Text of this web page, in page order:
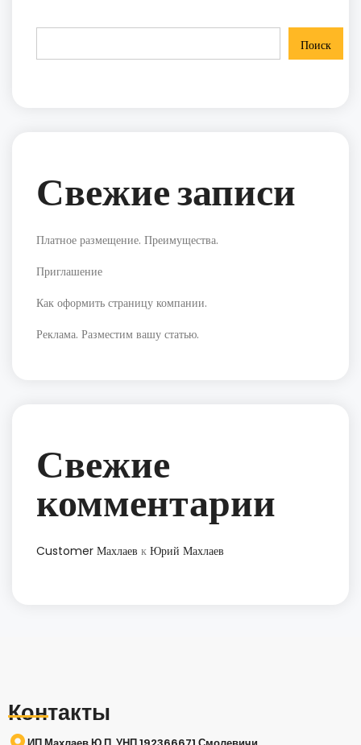
Поиск
Свежие записи
Платное размещение. Преимущества.
Приглашение
Как оформить страницу компании.
Реклама. Разместим вашу статью.
Свежие
комментарии
Customer Махлаев к Юрий Махлаев
Контакты